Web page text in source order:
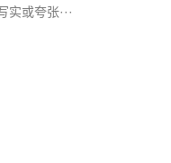
或夸张···